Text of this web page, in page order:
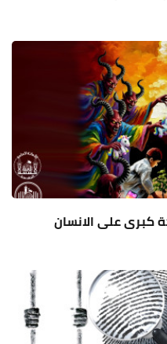
كبرى على الانسان